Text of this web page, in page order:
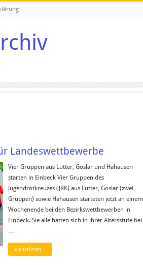
Landeswettbewerbe
Vier Gruppen aus Lutter, Goslar und Hahausen
starten in Einbeck Vier Gruppen des
Jugendrotkreuzes (JRK) aus Lutter, Goslar (zwei
Gruppen) sowie Hahausen starteten jetzt an einem
Wochenende bei den Bezirkswettbewerben in
Einbeck. Sie alle hatten sich in ihrer Altersstufe bei
weiterlesen...